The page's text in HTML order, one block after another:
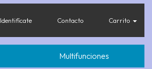
Identifícate Contacto Carrito
Multifunciones